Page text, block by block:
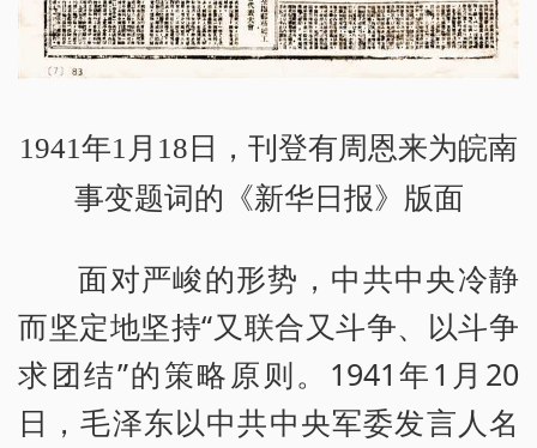
1941年1月18日，刊登有周恩来为皖南
事变题词的《新华日报》版面
面对严峻的形势，中共中央冷静
而坚定地坚持“又联合又斗争、以斗争
求团结”的策略原则。1941年1月20
日，毛泽东以中共中央军委发言人名